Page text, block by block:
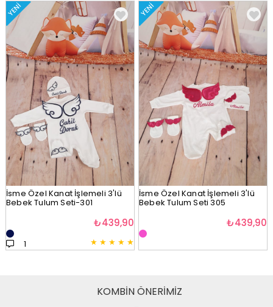
YENI
İsme Özel Kanat İşlemeli 3'lü
Bebek Tulum Seti-301
★ ★ ★ ★ ★
1
₺439,90
YENI
İsme Özel Kanat İşlemeli 3'lü
Bebek Tulum Seti 305
₺439,90
KOMBİN ÖNERİMİZ